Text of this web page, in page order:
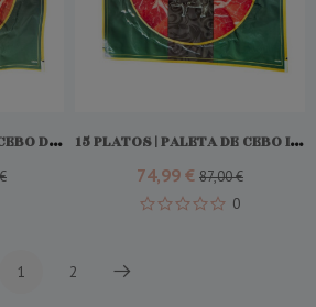
15 PLATOS | JAMÓN DE CEBO DE CAMPO IBÉRICO 50% RAZA IBÉRICO
15 PLATOS | PALETA DE CEBO IBÉRICA 50% RAZA IBÉRICA
74,99 € 87,00 €
0
1 2
Siguiente